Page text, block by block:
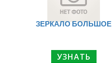
ЗЕРКАЛО БОЛЬШОЕ
УЗНАТЬ